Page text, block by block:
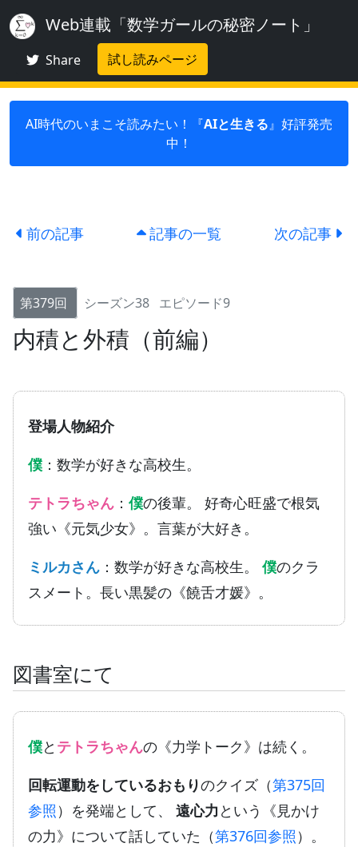
Web連載「数学ガールの秘密ノート」
Share 試し読みページ
AI時代のいまこそ読みたい！『AIと生きる』好評発売
中！
前の記事 記事の一覧 次の記事
第379回 シーズン38 エピソード9
内積と外積（前編）
登場人物紹介
僕 ：数学が好きな高校生。
テトラちゃん ： 僕の後輩。 好奇心旺盛で根気
強い《元気少女》。言葉が大好き。
ミルカさん ：数学が好きな高校生。 僕のクラ
スメート。長い黒髪の《饒舌才媛》。
図書室にて
僕と テトラちゃんの《力学トーク》は続く。
回転運動をしているおもりのクイズ（第375回
参照 ）を発端として、 遠心力 という《見かけ
の力》について話していた（第376回参照 ）。